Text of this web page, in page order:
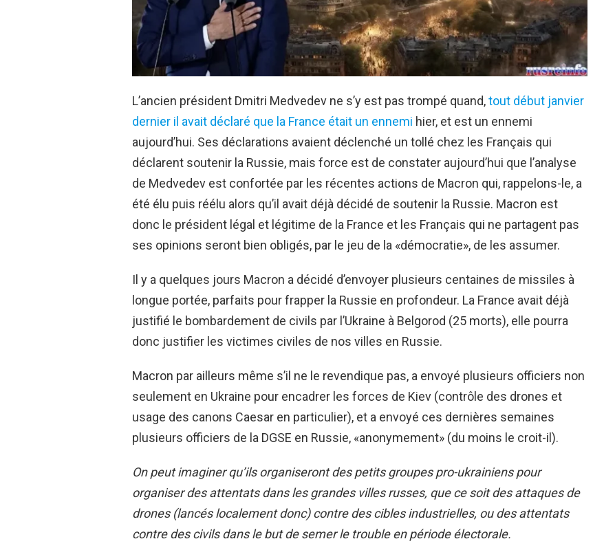
L’ancien président Dmitri Medvedev ne s’y est pas trompé quand,tout début janvier
dernier il avait déclaré que la France était un ennemi hier, et est un ennemi
aujourd’hui. Ses déclarations avaient déclenché un tollé chez les Français qui
déclarent soutenir la Russie, mais force est de constater aujourd’hui que l’analyse
de Medvedev est confortée par les récentes actions de Macron qui, rappelons-le, a
été élu puis réélu alors qu’il avait déjà décidé de soutenir la Russie. Macron est
donc le président légal et légitime de la France et les Français qui ne partagent pas
ses opinions seront bien obligés, par le jeu de la «démocratie», de les assumer.
Il y a quelques jours Macron a décidé d’envoyer plusieurs centaines de missiles à
longue portée, parfaits pour frapper la Russie en profondeur. La France avait déjà
justifié le bombardement de civils par l’Ukraine à Belgorod (25 morts), elle pourra
donc justifier les victimes civiles de nos villes en Russie.
Macron par ailleurs même s’il ne le revendique pas, a envoyé plusieurs officiers non
seulement en Ukraine pour encadrer les forces de Kiev (contrôle des drones et
usage des canons Caesar en particulier), et a envoyé ces dernières semaines
plusieurs officiers de la DGSE en Russie, «anonymement» (du moins le croit-il).
On peut imaginer qu’ils organiseront des petits groupes pro-ukrainiens pour
organiser des attentats dans les grandes villes russes, que ce soit des attaques de
drones (lancés localement donc) contre des cibles industrielles, ou des attentats
contre des civils dans le but de semer le trouble en période électorale.